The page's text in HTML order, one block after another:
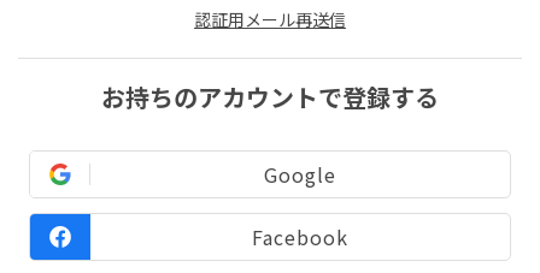
認証用メール再送信
お持ちのアカウントで登録する
Google
Facebook